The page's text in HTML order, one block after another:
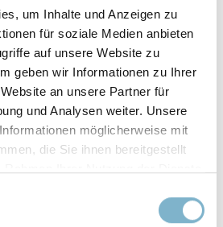
um Inhalte und Anzeigen zu
für soziale Medien anbieten
auf unsere Website zu
geben wir Informationen zu Ihrer
an unsere Partner für
und Analysen weiter. Unsere
möglicherweise mit
die Sie ihnen bereitgestellt